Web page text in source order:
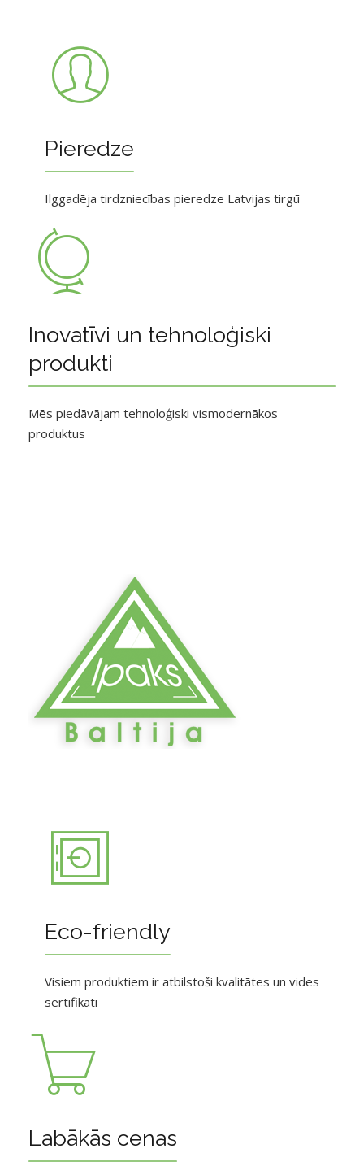
Pieredze
Ilggadēja tirdzniecības pieredze Latvijas tirgū
Inovatīvi un tehnoloģiski
produkti
Mēs piedāvājam tehnoloģiski vismodernākos
produktus
Eco-friendly
Visiem produktiem ir atbilstoši kvalitātes un vides
sertifikāti
Labākās cenas